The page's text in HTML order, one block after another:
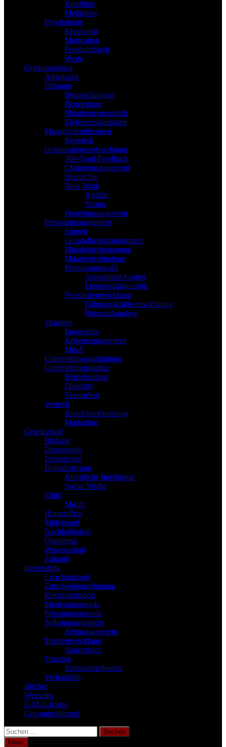
Konflikte
Mediation
Psychologie
Kreativität
Motivation
Persönlichkeit
Werte
Organisationen
Arbeitszeit
Führung
Besprechungen
Beurteilung
Mitarbeitergespräch
Zielvereinbarungen
Managementtheorien
Systemik
Organisationsentwicklung
360-Grad-Feedback
Changemanagement
Hierarchie
New Work
Agilität
Scrum
Projektmanagement
Personalmanagement
Entgelt
Gesundheitsmanagement
Mitarbeiterbefragung
Mitarbeiterbindung
Personalauswahl
Assessment-Center
Eignungsdiagnostik
Personalentwicklung
Führungskräfteentwicklung
Potenzialanalyse
Strategie
Innovation
Krisenmanagement
M&A
Unternehmensgründung
Unternehmenskultur
Betriebsklima
Diversity
Teamarbeit
Vertrieb
Kundenorientierung
Marketing
Gesellschaft
Bildung
Demografie
Demokratie
Digitalisierung
Künstliche Intelligenz
Social Media
Ethik
Macht
Homeoffice
Mittelstand
Nachhaltigkeit
Ökonomie
Wissenschaft
Zukunft
Ideenfabrik
Coachingtools
Entscheidungsfindung
Kreativitätstools
Moderationstools
Präsentationstools
Selbstmanagement
Zeitmanagement
Teamentwicklung
Supervision
Training
Seminarmethoden
Verhandeln
Bücher
Webtalks
E-Mail-Kurse
Uns unterstützen!
Suchen
nach:
Menü